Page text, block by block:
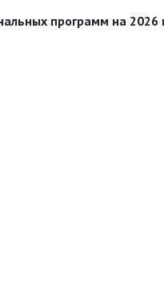
программ на 2026